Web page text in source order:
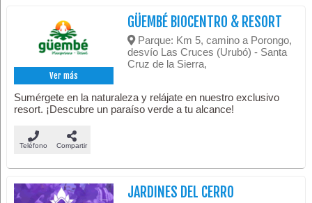
Ver más
GÜEMBÉ BIOCENTRO & RESORT
Parque: Km 5, camino a Porongo,
desvío Las Cruces (Urubó) - Santa
Cruz de la Sierra,
Sumérgete en la naturaleza y relájate en nuestro exclusivo
resort. ¡Descubre un paraíso verde a tu alcance!
Teléfono Compartir
JARDINES DEL CERRO